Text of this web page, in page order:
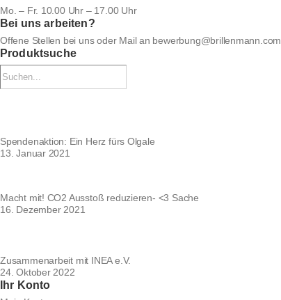
Mo. – Fr. 10.00 Uhr – 17.00 Uhr
Bei uns arbeiten?
Offene Stellen bei unsoder Mail an bewerbung@brillenmann.com
Produktsuche
Spendenaktion: Ein Herz fürs Olgale
13. Januar 2021
Macht mit! CO2 Ausstoß reduzieren- <3 Sache
16. Dezember 2021
Zusammenarbeit mit INEA e.V.
24. Oktober 2022
Ihr Konto